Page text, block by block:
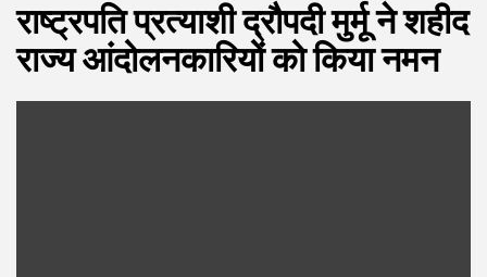
राष्ट्रपति प्रत्याशी द्रौपदी मुर्मू ने शहीद
राज्य आंदोलनकारियों को किया नमन